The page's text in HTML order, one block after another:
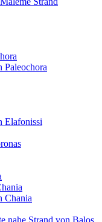
Paleochora
Elafonissi
Chania
nahe Strand von Balos